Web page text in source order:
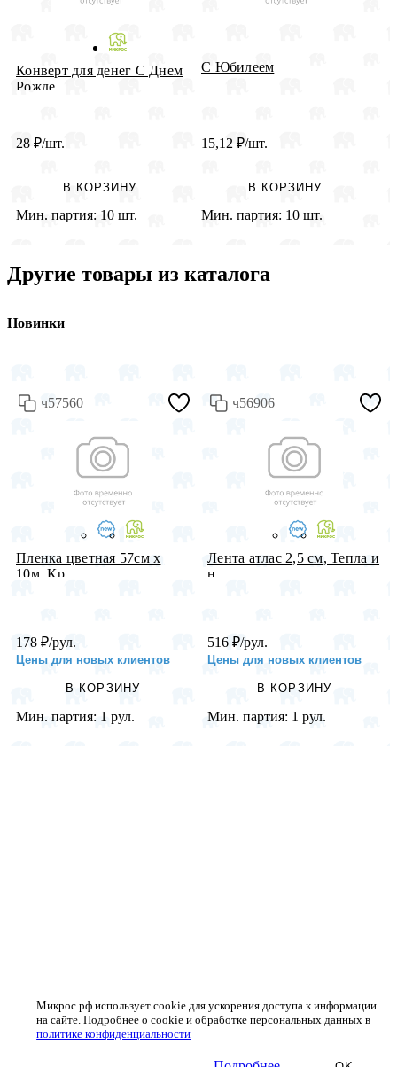
Конверт для денег С Днем
Рожде...
28 ₽/шт.
В КОРЗИНУ
Мин. партия: 10 шт.
С Юбилеем
15,12 ₽/шт.
В КОРЗИНУ
Мин. партия: 10 шт.
Другие товары из каталога
Новинки
ч57560
Пленка цветная 57см х
10м, Кр...
178 ₽/рул.
Цены для новых клиентов
В КОРЗИНУ
Мин. партия: 1 рул.
ч56906
Лента атлас 2,5 см, Тепла и
н...
516 ₽/рул.
Цены для новых клиентов
В КОРЗИНУ
Мин. партия: 1 рул.
Микрос.рф использует cookie для ускорения доступа к информации
на сайте. Подробнее о cookie и обработке персональных данных в
политике конфиденциальности